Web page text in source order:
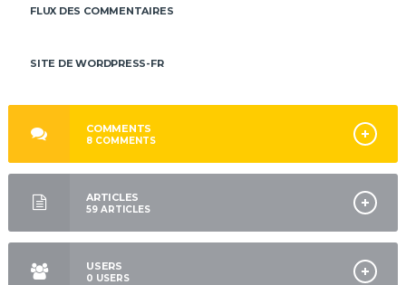
FLUX DES COMMENTAIRES
SITE DE WORDPRESS-FR
COMMENTS
8 COMMENTS
ARTICLES
59 ARTICLES
USERS
0 USERS